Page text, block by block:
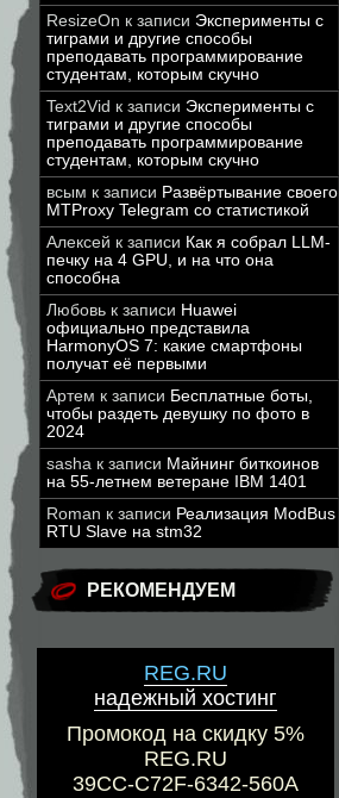
ResizeOn к записи Эксперименты с
тиграми и другие способы
преподавать программирование
студентам, которым скучно
Text2Vid к записи Эксперименты с
тиграми и другие способы
преподавать программирование
студентам, которым скучно
всым к записи Развёртывание своего
MTProxy Telegram со статистикой
Алексей к записи Как я собрал LLM-
печку на 4 GPU, и на что она
способна
Любовь к записи Huawei
официально представила
HarmonyOS 7: какие смартфоны
получат её первыми
Артем к записи Бесплатные боты,
чтобы раздеть девушку по фото в
2024
sasha к записи Майнинг биткоинов
на 55-летнем ветеране IBM 1401
Roman к записи Реализация ModBus
RTU Slave на stm32
РЕКОМЕНДУЕМ
REG.RU
надежный хостинг
Промокод на скидку 5%
REG.RU
39CC-C72F-6342-560A